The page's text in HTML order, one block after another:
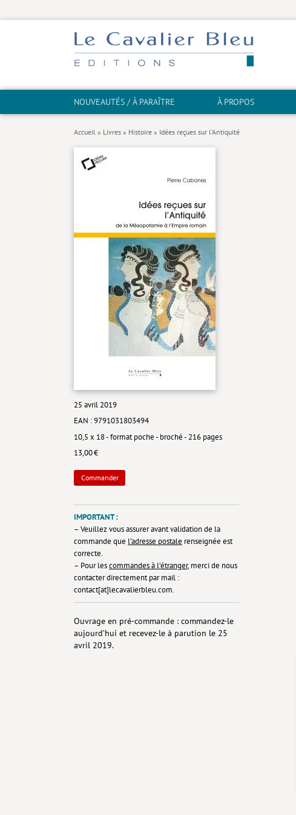
NOUVEAUTÉS / À PARAÎTRE À PROPOS
Accueil » Livres » Histoire » Idées reçues sur l’Antiquité
25 avril 2019
EAN : 9791031803494
10,5 x 18 - format poche - broché - 216 pages
13,00 €
Commander
IMPORTANT :
– Veuillez vous assurer avant validation de la
commande que l’adresse postale renseignée est
correcte.
– Pour lescommandes à l’étranger, merci de nous
contacter directement par mail :
contact[at]lecavalierbleu.com.
Ouvrage en pré-commande : commandez-le
aujourd’hui et recevez-le à parution le 25
avril 2019.